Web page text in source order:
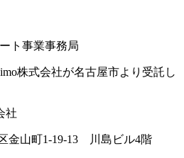
ト事業事務局
株式会社が名古屋市より受託し
金山町1-19-13 川島ビル4階